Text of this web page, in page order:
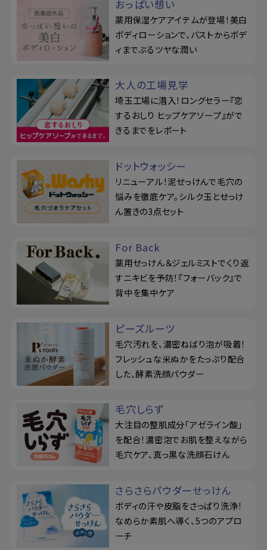
おっぱい想い
薬用保湿ケアアイテムが登場！美白
ボディローションで、バストからボデ
ィまでぷるツヤな潤い
大人の工場見学
埼玉工場に潜入！ロングセラー『恋
するおしり ヒップケアソープ』がで
きるまでをレポート
ドットウォッシー
リニューアル！泥せっけんで毛穴の
悩みを徹底ケア。シルク玉とせっけ
ん置きの3点セット
For Back
薬用せっけん＆ジェルミストでくり返
すニキビを予防！『フォーバック』で
背中を集中ケア
ピーズルーツ
毛穴汚れを、濃密ねばり泡が吸着！
フレッシュな米ぬかをたっぷり配合
した、酵素洗顔パウダー
毛穴しらず
大注目の整肌成分「アゼライン酸」
を配合！濃密泡でお肌を整えながら
毛穴ケア、真っ黒な洗顔石けん
さらさらパウダーせっけん
ボディの汗や皮脂をさっぱり洗浄！
なめらか素肌へ導く、5つのアプロ
ーチ